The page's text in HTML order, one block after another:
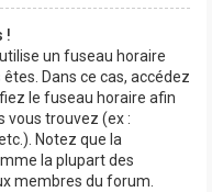
!
utilise un fuseau horaire
Dans ce cas, accédez
le fuseau horaire afin
vous trouvez (ex :
Notez que la
la plupart des
membres du forum.